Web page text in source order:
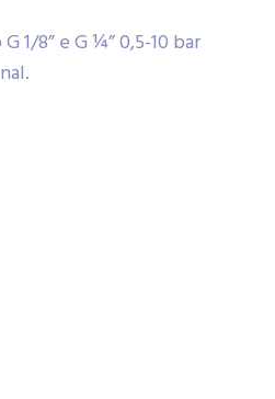
1/8” e G ¼” 0,5-10 bar